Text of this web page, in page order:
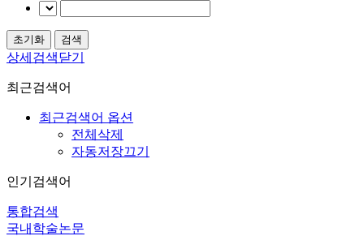
상세검색닫기
최근검색어
최근검색어 옵션
전체삭제
자동저장끄기
인기검색어
통합검색
국내학술논문